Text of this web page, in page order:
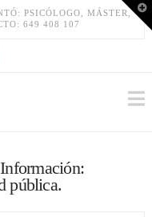
PSICÓLOGO, MÁSTER,
649 408 107
pública.